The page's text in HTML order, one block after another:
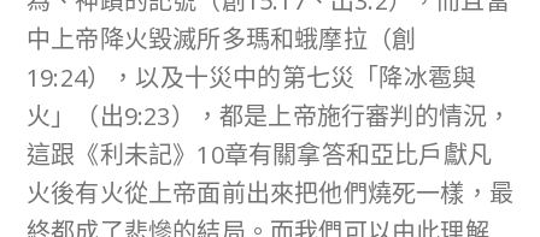
中上帝降火毀滅所多瑪和蛾摩拉（創
19:24），以及十災中的第七災「降冰雹與
火」（出9:23），都是上帝施行審判的情況，
這跟《利未記》10章有關拿答和亞比戶獻凡
火後有火從上帝面前出來把他們燒死一樣，最